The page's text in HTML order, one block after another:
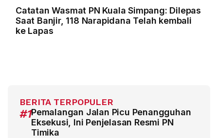
Catatan Wasmat PN Kuala Simpang: Dilepas
Saat Banjir, 118 Narapidana Telah kembali
ke Lapas
BERITA TERPOPULER
#1Pemalangan Jalan Picu Penangguhan
Eksekusi, Ini Penjelasan Resmi PN
Timika